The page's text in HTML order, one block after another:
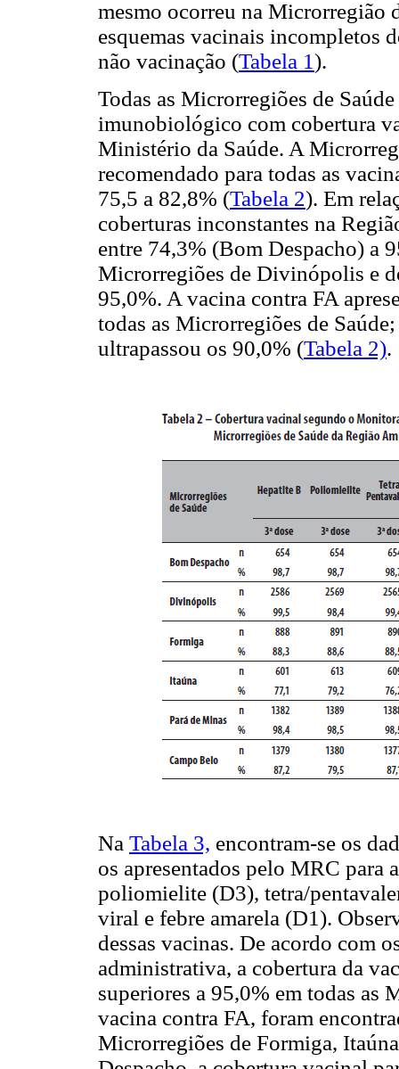
mesmo ocorreu na Microrregião
esquemas vacinais incompletos
não vacinação (Tabela 1).
Todas as Microrregiões de
imunobiológico com cobertura
Ministério da Saúde. A
recomendado para todas as
75,5 a 82,8% (Tabela 2). Em
coberturas inconstantes na
entre 74,3% (Bom Despacho) a
Microrregiões de Divinópolis e
95,0%. A vacina contra FA
todas as Microrregiões de
ultrapassou os 90,0% (Tabela 2).
Na Tabela 3, encontram-se os
os apresentados pelo MRC para
poliomielite (D3), tetra/
viral e febre amarela (D1).
dessas vacinas. De acordo com
administrativa, a cobertura da
superiores a 95,0% em todas as
vacina contra FA, foram
Microrregiões de Formiga,